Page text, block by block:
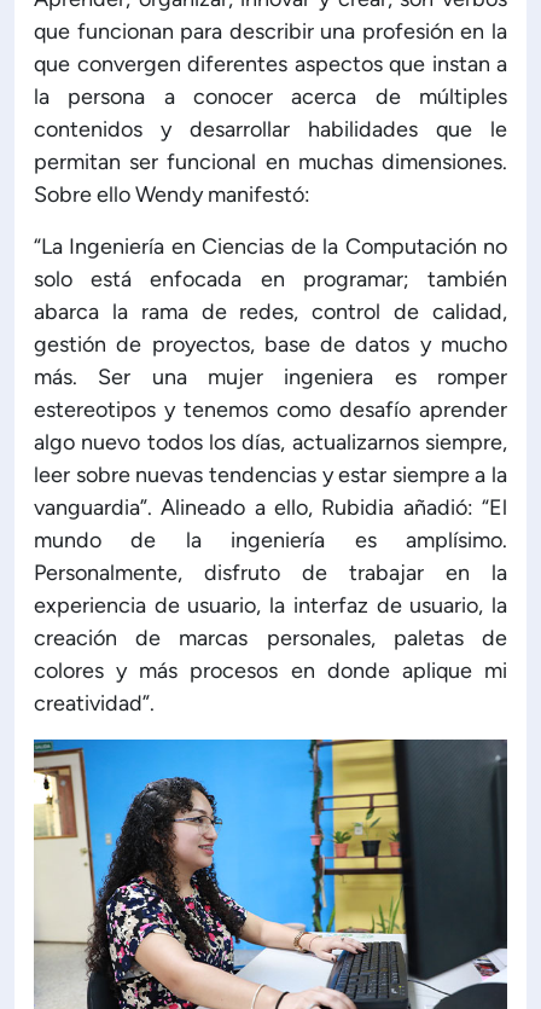
que funcionan para describir una profesión en la
que convergen diferentes aspectos que instan a
la persona a conocer acerca de múltiples
contenidos y desarrollar habilidades que le
permitan ser funcional en muchas dimensiones.
Sobre ello Wendy manifestó:
“La Ingeniería en Ciencias de la Computación no
solo está enfocada en programar; también
abarca la rama de redes, control de calidad,
gestión de proyectos, base de datos y mucho
más. Ser una mujer ingeniera es romper
estereotipos y tenemos como desafío aprender
algo nuevo todos los días, actualizarnos siempre,
leer sobre nuevas tendencias y estar siempre a la
vanguardia”. Alineado a ello, Rubidia añadió: “El
mundo de la ingeniería es amplísimo.
Personalmente, disfruto de trabajar en la
experiencia de usuario, la interfaz de usuario, la
creación de marcas personales, paletas de
colores y más procesos en donde aplique mi
creatividad”.